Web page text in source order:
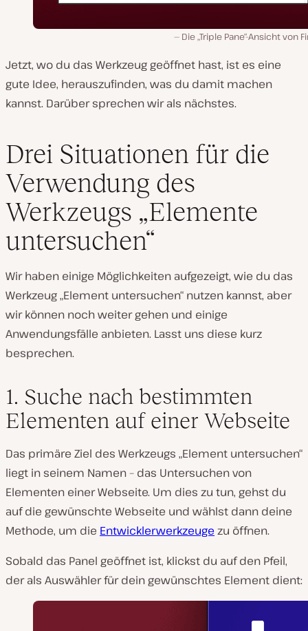
Die „Triple Pane“-Ansicht von
Jetzt, wo du das Werkzeug geöffnet hast, ist es eine
gute Idee, herauszufinden, was du damit machen
kannst. Darüber sprechen wir als nächstes.
Drei Situationen für die
Verwendung des
Werkzeugs „Elemente
untersuchen“
Wir haben einige Möglichkeiten aufgezeigt, wie du das
Werkzeug „Element untersuchen“ nutzen kannst, aber
wir können noch weiter gehen und einige
Anwendungsfälle anbieten. Lasst uns diese kurz
besprechen.
1. Suche nach bestimmten
Elementen auf einer Webseite
Das primäre Ziel des Werkzeugs „Element untersuchen“
liegt in seinem Namen – das Untersuchen von
Elementen einer Webseite. Um dies zu tun, gehst du
auf die gewünschte Webseite und wählst dann deine
Methode, um die Entwicklerwerkzeuge zu öffnen.
Sobald das Panel geöffnet ist, klickst du auf den Pfeil,
der als Auswähler für dein gewünschtes Element dient: